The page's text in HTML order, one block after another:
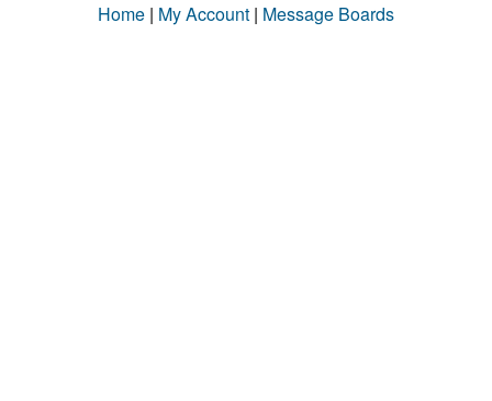
Home | My Account | Message Boards